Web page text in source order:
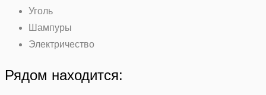
Уголь
Шампуры
Электричество
Рядом находится: